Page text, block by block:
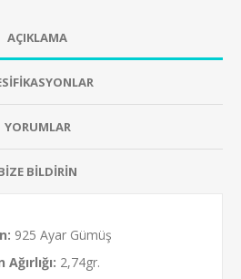
AÇIKLAMA
YORUMLAR
BİLDİRİN
925 Ayar Gümüş
Ağırlığı: 2,74gr.